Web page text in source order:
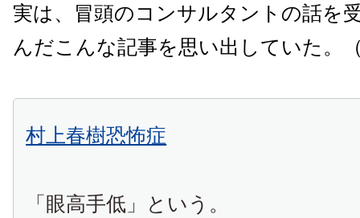
実は、冒頭のコンサルタントの話を
んだこんな記事を思い出していた。
村上春樹恐怖症
「眼高手低」という。